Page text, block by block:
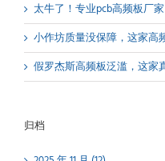
太牛了！专业pcb高频板厂
小作坊质量没保障，这家高
假罗杰斯高频板泛滥，这家
归档